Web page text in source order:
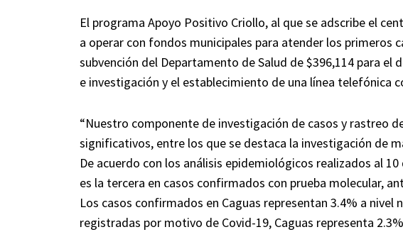
El programa Apoyo Positivo Criollo, al que se adscribe el
a operar con fondos municipales para atender los primeros
subvención del Departamento de Salud de $396,114 para
e investigación y el establecimiento de una línea telefónica
“Nuestro componente de investigación de casos y rastreo
significativos, entre los que se destaca la investigación de
De acuerdo con los análisis epidemiológicos realizados al
es la tercera en casos confirmados con prueba molecular,
Los casos confirmados en Caguas representan 3.4% a nivel
registradas por motivo de Covid-19, Caguas representa